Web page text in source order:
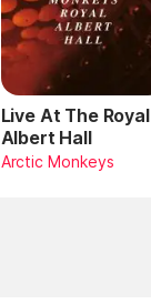
Live At The Royal
Albert Hall
Arctic Monkeys